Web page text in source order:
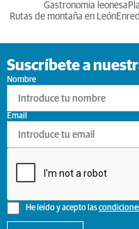
Gastronomia leonesa
Rutas de montaña en León
Suscríbete a
Nombre
He leído y acepto las
Email